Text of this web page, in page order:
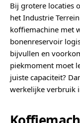
Bij grotere locaties
het Industrie
koffiemachine met
bonenreservoir
bijvullen en
piekmoment moet
juiste capaciteit?
werkelijke verbruik